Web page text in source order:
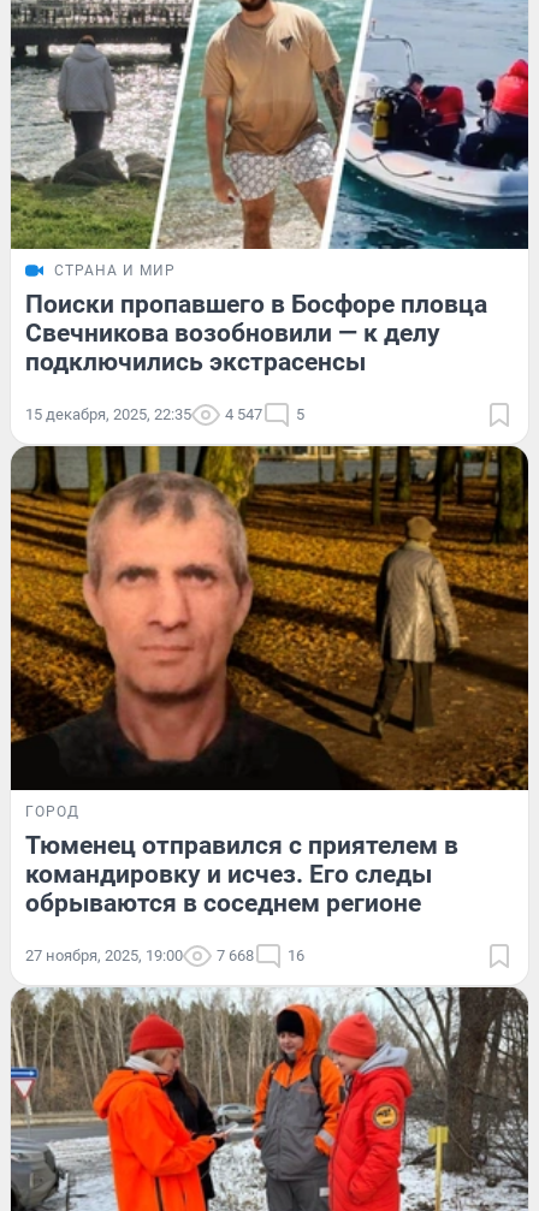
СТРАНА И МИР
Поиски пропавшего в Босфоре пловца
Свечникова возобновили — к делу
подключились экстрасенсы
15 декабря, 2025, 22:35 4 547 5
ГОРОД
Тюменец отправился с приятелем в
командировку и исчез. Его следы
обрываются в соседнем регионе
27 ноября, 2025, 19:00 7 668 16